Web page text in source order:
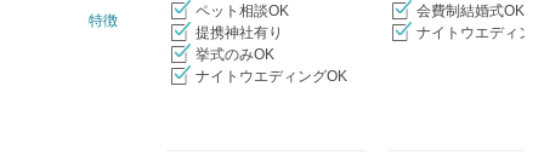
特徴
ペット相談OK
提携神社有り
挙式のみOK
ナイトウエディングOK
会費制結婚式OK
ナイトウエディン